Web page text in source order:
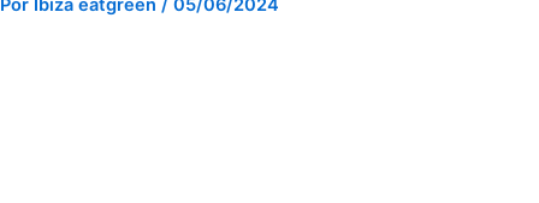
Por Ibiza eatgreen / 05/06/2024